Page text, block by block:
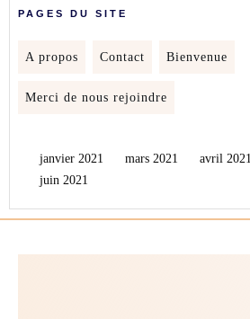
PAGES DU SITE
A propos Contact Bienvenue
Merci de nous rejoindre
janvier 2021 mars 2021 avril 2021
juin 2021